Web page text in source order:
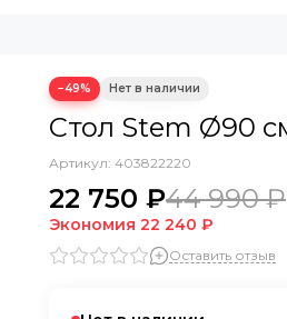
−49%
Стол Stem Ø90
Артикул: 403822220
22 750 ₽44 990 ₽
Экономия 22 240 ₽
Оставить отзыв